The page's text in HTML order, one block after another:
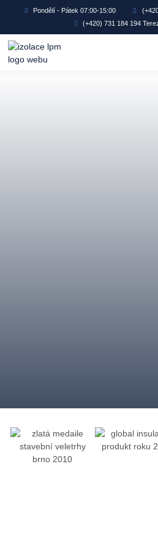
Pondělí - Pátek 07:00-15:00
(+420) 731 184 194